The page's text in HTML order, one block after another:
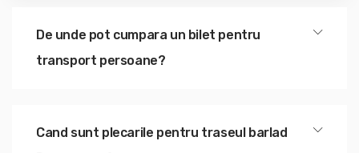
De unde pot cumpara un bilet pentru
transport persoane?
Cand sunt plecarile pentru traseul barlad